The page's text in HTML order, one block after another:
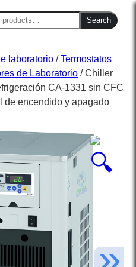
Search
laboratorio /Termostatos
de Laboratorio / Chiller
CA-1331 sin CFC
de encendido y apagado